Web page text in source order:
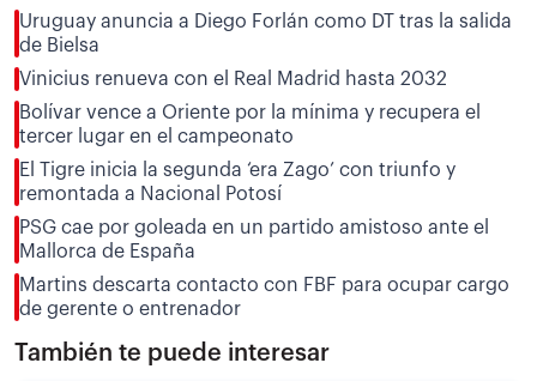
Uruguay anuncia a Diego Forlán como DT tras la salida
de Bielsa
Vinicius renueva con el Real Madrid hasta 2032
Bolívar vence a Oriente por la mínima y recupera el
tercer lugar en el campeonato
El Tigre inicia la segunda ‘era Zago’ con triunfo y
remontada a Nacional Potosí
PSG cae por goleada en un partido amistoso ante el
Mallorca de España
Martins descarta contacto con FBF para ocupar cargo
de gerente o entrenador
También te puede interesar